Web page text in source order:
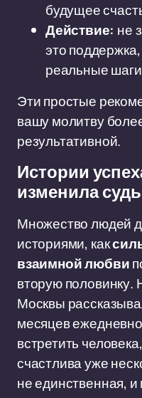
будущее
Действие: не
это
реальные
Эти простые
вашу молитву
результативной.
Истории
изменила
Множество людей
историями, как
взаимной любви
вторую половинку.
Москвы
месяцев
встретить
счастлива уже
не единственная,